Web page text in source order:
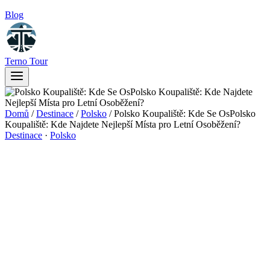
Blog
Terno Tour
Domů / Destinace / Polsko / Polsko Koupaliště: Kde Se OsPolsko
Koupaliště: Kde Najdete Nejlepší Místa pro Letní Osoběžení?
Destinace · Polsko